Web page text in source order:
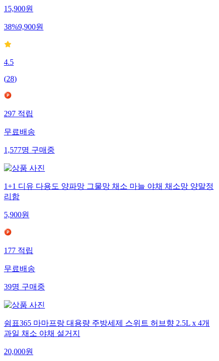
15,900원
38%9,900원
4.5
(28)
297적립
무료배송
1,577명구매중
1+1 디유 다용도 양파망 그물망 채소 마늘 야채 채소망 양말정
리함
5,900원
177적립
무료배송
39명구매중
쉼표365 마마프랑 대용량 주방세제 스위트 허브향 2.5L x 4개
과일 채소 야채 설거지
20,000원